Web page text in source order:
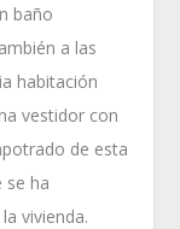
baño
a las
habitación
vestidor con
de esta
se ha
vivienda.